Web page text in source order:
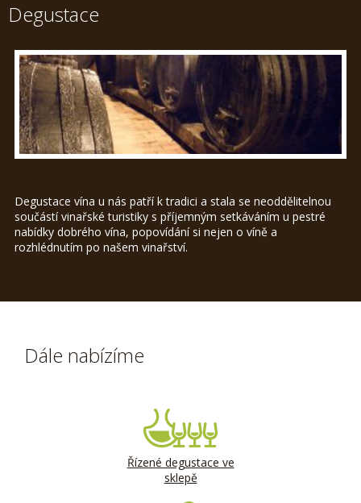
Degustace
Degustace vína u nás patří k tradici a stala se neoddělitelnou
součástí vinařské turistiky s příjemným setkáváním u pestré
nabídky dobrého vína, popovídání si nejen o víně a
rozhlédnutím po našem vinařství.
Dále nabízíme
Řízené degustace ve
sklepě